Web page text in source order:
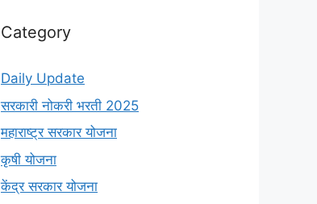
Category
Daily Update
सरकारी नोकरी भरती 2025
महाराष्ट्र सरकार योजना
कृषी योजना
केंद्र सरकार योजना